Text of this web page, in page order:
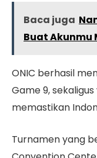
Baca juga
Buat Akunmu
ONIC berhasil
Game 9,
memastikan
Turnamen yang